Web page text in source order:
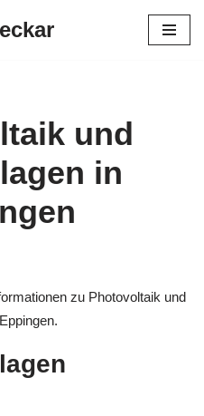
und
in
zu Photovoltaik und